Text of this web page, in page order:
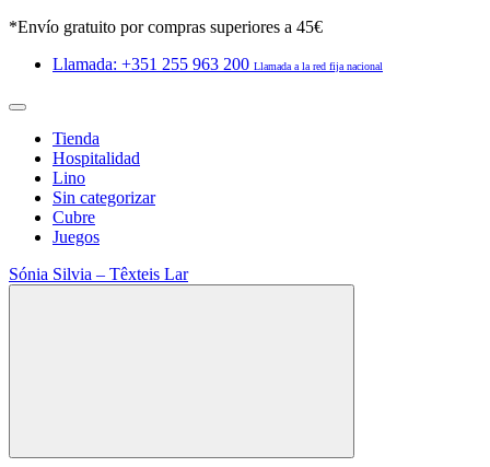
*Envío gratuito por compras superiores a 45€
Llamada: +351 255 963 200 Llamada a la red fija nacional
Tienda
Hospitalidad
Lino
Sin categorizar
Cubre
Juegos
Sónia Silvia – Têxteis Lar